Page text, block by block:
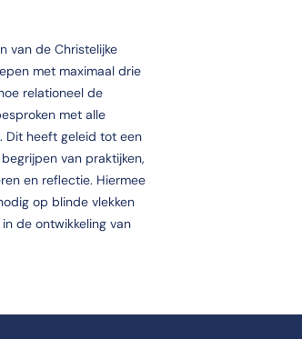
van de Christelijke
met maximaal drie
relationeel de
met alle
Dit heeft geleid tot een
van praktijken,
en reflectie. Hiermee
op blinde vlekken
de ontwikkeling van